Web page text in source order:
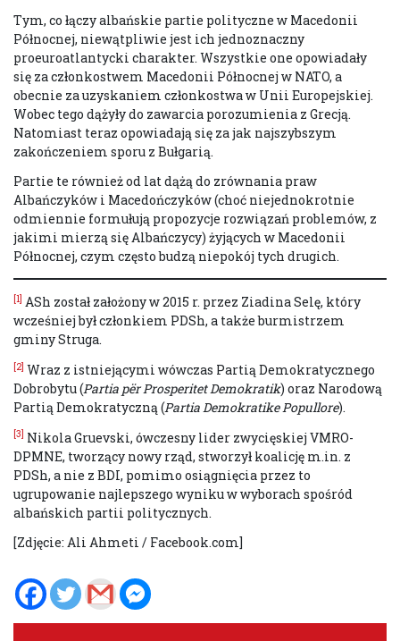
Tym, co łączy albańskie partie polityczne w Macedonii
Północnej, niewątpliwie jest ich jednoznaczny
proeuroatlantycki charakter. Wszystkie one opowiadały
się za członkostwem Macedonii Północnej w NATO, a
obecnie za uzyskaniem członkostwa w Unii Europejskiej.
Wobec tego dążyły do zawarcia porozumienia z Grecją.
Natomiast teraz opowiadają się za jak najszybszym
zakończeniem sporu z Bułgarią.
Partie te również od lat dążą do zrównania praw
Albańczyków i Macedończyków (choć niejednokrotnie
odmiennie formułują propozycje rozwiązań problemów, z
jakimi mierzą się Albańczycy) żyjących w Macedonii
Północnej, czym często budzą niepokój tych drugich.
[1] ASh został założony w 2015 r. przez Ziadina Selę, który
wcześniej był członkiem PDSh, a także burmistrzem
gminy Struga.
[2] Wraz z istniejącymi wówczas Partią Demokratycznego
Dobrobytu (Partia për Prosperitet Demokratik) oraz Narodową
Partią Demokratyczną (PartiaDemokratike Popullore).
[3] Nikola Gruevski, ówczesny lider zwycięskiej VMRO-
DPMNE, tworzący nowy rząd, stworzył koalicję m.in. z
PDSh, a nie z BDI, pomimo osiągnięcia przez to
ugrupowanie najlepszego wyniku w wyborach spośród
albańskich partii politycznych.
[Zdjęcie: Ali Ahmeti / Facebook.com]